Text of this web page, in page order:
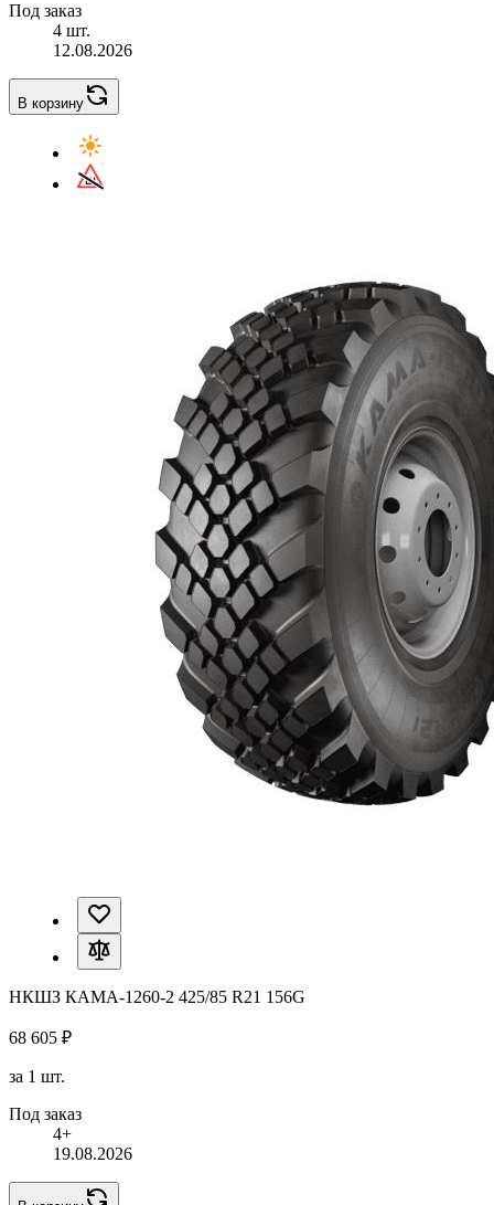
Под заказ
4 шт.
12.08.2026
В корзину
НКШЗ КАМА-1260-2 425/85 R21 156G
68 605 ₽
за 1 шт.
Под заказ
4+
19.08.2026